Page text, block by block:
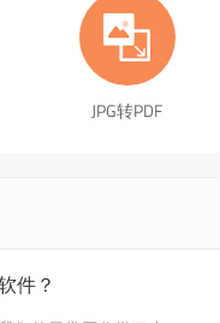
JPG转PDF
件？